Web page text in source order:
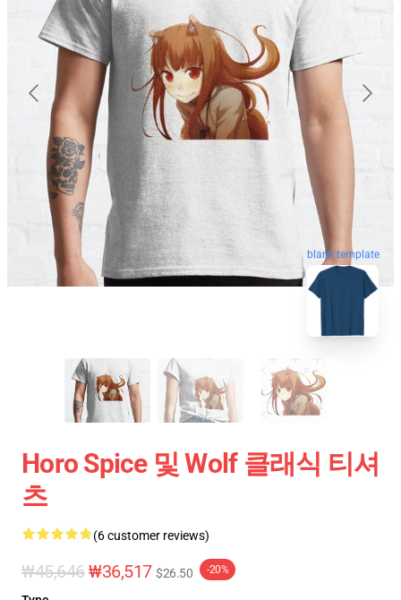
blank template
Horo Spice 및 Wolf 클래식 티셔
츠
(6 customer reviews)
₩45,646₩36,517 $26.50 -20%